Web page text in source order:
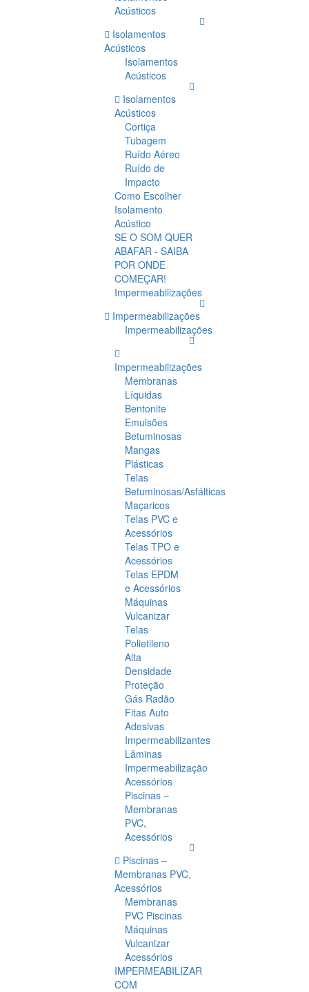
Acústicos
Isolamentos
Acústicos
Isolamentos
Acústicos
Isolamentos
Acústicos
Cortiça
Tubagem
Ruído Aéreo
Ruído de
Impacto
Como Escolher
Isolamento
Acústico
SE O SOM QUER
ABAFAR - SAIBA
POR ONDE
COMEÇAR!
Impermeabilizações
Impermeabilizações
Impermeabilizações
Impermeabilizações
Membranas
Líquidas
Bentonite
Emulsões
Betuminosas
Mangas
Plásticas
Telas
Betuminosas/Asfálticas
Maçaricos
Telas PVC e
Acessórios
Telas TPO e
Acessórios
Telas EPDM
e Acessórios
Máquinas
Vulcanizar
Telas
Polietileno
Alta
Densidade
Proteção
Gás Radão
Fitas Auto
Adesivas
Impermeabilizantes
Lâminas
Impermeabilização
Acessórios
Piscinas –
Membranas
PVC,
Acessórios
Piscinas –
Membranas PVC,
Acessórios
Membranas
PVC Piscinas
Máquinas
Vulcanizar
Acessórios
IMPERMEABILIZAR
COM